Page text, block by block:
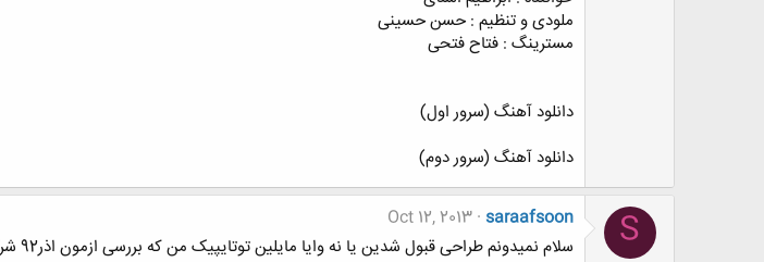
ملودی و تنظیم : حسن حسینی
مسترینگ : فتاح فتحی
دانلود آهنگ (سرور اول)
دانلود آهنگ (سرور دوم)
S
saraafsoon
Oct 12, 2013
سلام نمیدونم طراحی قبول شدین یا نه وایا مایلین توتایپیک من که بررسی ازمون اذر92 شرکت کنین یا نه که به کمک هم قبول شیم؟